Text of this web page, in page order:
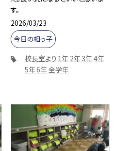
す。
2026/03/23
今日の相っ子
校長室より 1年 2年3年4年
5年6年全学年